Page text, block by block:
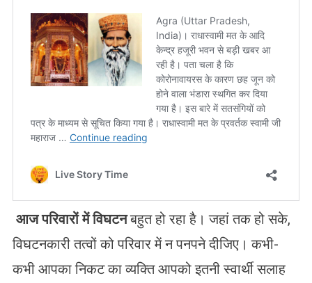
आज परिवारों में विघटनबहुत हो रहा है। जहां तक हो सके,
विघटनकारी तत्वों को परिवार में न पनपने दीजिए। कभी-
कभी आपका निकट का व्यक्ति आपको इतनी स्वार्थी सलाह